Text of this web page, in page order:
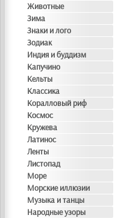
Животные
Зима
Знаки и лого
Зодиак
Индия и буддизм
Капучино
Кельты
Классика
Коралловый риф
Космос
Кружева
Латинос
Ленты
Листопад
Море
Морские иллюзии
Музыка и танцы
Народные узоры